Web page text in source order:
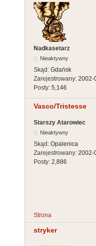
Nadkasetarz
Nieaktywny
Skąd: Gdańsk
Zarejestrowany: 2002-
Posty: 5,146
Vasco/Tristesse
Starszy Atarowiec
Nieaktywny
Skąd: Opalenica
Zarejestrowany: 2002-
Posty: 2,886
Strona
stryker